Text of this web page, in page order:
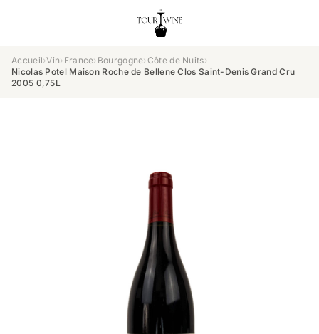
Accueil›Vin› France› Bourgogne›Côte de Nuits›
Nicolas Potel Maison Roche de Bellene Clos Saint-Denis Grand Cru
2005 0,75L